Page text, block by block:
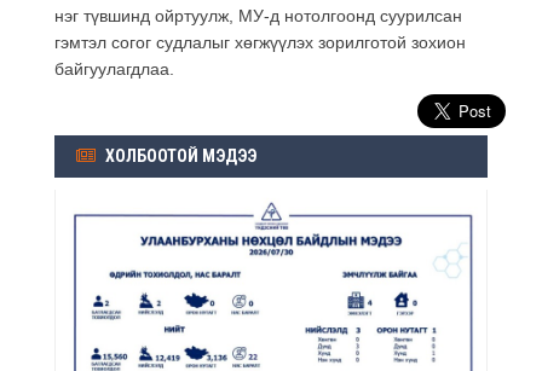
нэг түвшинд ойртуулж, МУ-д нотолгоонд суурилсан
гэмтэл согог судлалыг хөгжүүлэх зорилготой зохион
байгуулагдлаа.
ХОЛБООТОЙ МЭДЭЭ